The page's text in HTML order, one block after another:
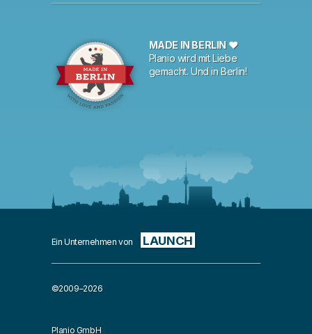
MADE IN BERLIN ♥
Planio wird mit Liebe
gemacht. Und in Berlin!
Ein Unternehmen von LAUNCH
©2009–2026
Planio GmbH